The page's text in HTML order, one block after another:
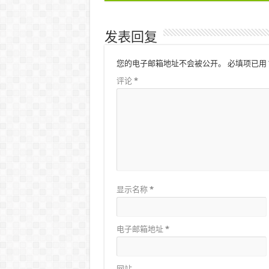
发表回复
您的电子邮箱地址不会被公开。 必填项已用
评论 *
显示名称 *
电子邮箱地址 *